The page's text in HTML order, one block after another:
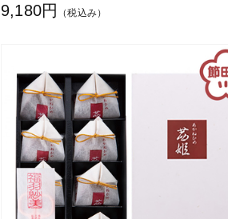
9,180円 （税込み）